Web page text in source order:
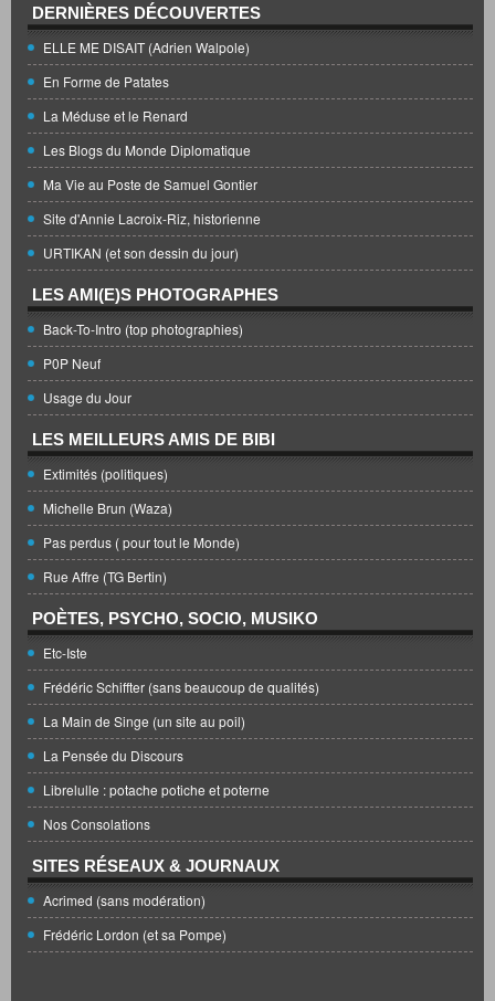
DERNIÈRES DÉCOUVERTES
ELLE ME DISAIT (Adrien Walpole)
En Forme de Patates
La Méduse et le Renard
Les Blogs du Monde Diplomatique
Ma Vie au Poste de Samuel Gontier
Site d'Annie Lacroix-Riz, historienne
URTIKAN (et son dessin du jour)
LES AMI(E)S PHOTOGRAPHES
Back-To-Intro (top photographies)
P0P Neuf
Usage du Jour
LES MEILLEURS AMIS DE BIBI
Extimités (politiques)
Michelle Brun (Waza)
Pas perdus ( pour tout le Monde)
Rue Affre (TG Bertin)
POÈTES, PSYCHO, SOCIO, MUSIKO
Etc-Iste
Frédéric Schiffter (sans beaucoup de qualités)
La Main de Singe (un site au poil)
La Pensée du Discours
Librelulle : potache potiche et poterne
Nos Consolations
SITES RÉSEAUX & JOURNAUX
Acrimed (sans modération)
Frédéric Lordon (et sa Pompe)